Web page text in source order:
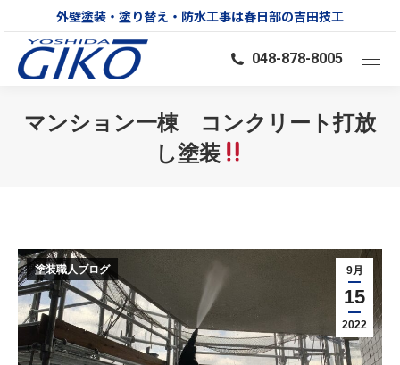
外壁塗装・塗り替え・防水工事は春日部の吉田技工
048-878-8005
マンション一棟 コンクリート打放
し塗装
9月
15
2022
塗装職人ブログ